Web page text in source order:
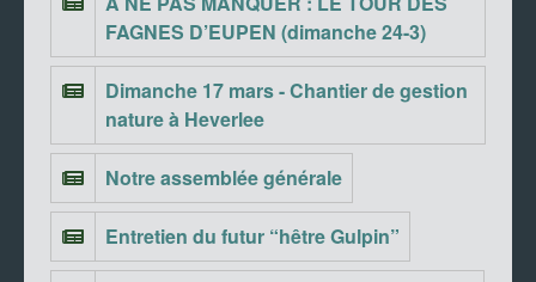
FAGNES D’EUPEN (dimanche 24-3)
Dimanche 17 mars - Chantier de gestion
nature à Heverlee
Notre assemblée générale
Entretien du futur “hêtre Gulpin”